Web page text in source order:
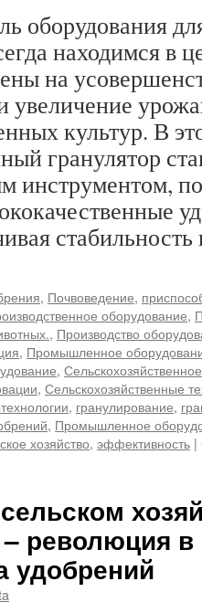
оборудования
находимся в
на
увеличение
культур. В
гранулятор
инструментом,
, Почвоведение,
оборудование,
, Производство
, Промышленное
,
, Сельскохозяйственные
, гранулирование,
, Промышленное
хозяйство, эффективность |
революция
удобрений